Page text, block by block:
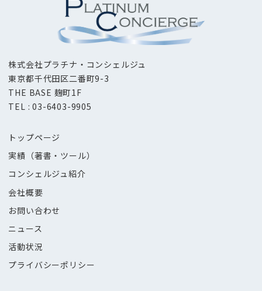
株式会社プラチナ・コンシェルジュ
東京都千代田区二番町9-3
THE BASE 麹町1F
TEL : 03-6403-9905
トップページ
実績（著書・ツール）
コンシェルジュ紹介
会社概要
お問い合わせ
ニュース
活動状況
プライバシーポリシー